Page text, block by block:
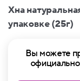
Хна
упаковке (25г)
Вы можете